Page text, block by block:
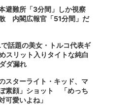
避難所「3分間」しか視察
内閣広報官「51分間」だ
話題の美女・トルコ代表ギ
スリット入りタイトな純白
ダ漏れ
スターライト・キッド、マ
素顔」ショット 「めっち
可愛いよね」